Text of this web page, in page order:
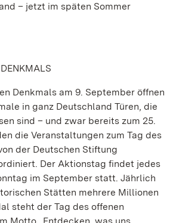
– jetzt im späten Sommer
Denkmals am 9. September öffnen
in ganz Deutschland Türen, die
sind – und zwar bereits zum 25.
die Veranstaltungen zum Tag des
der Deutschen Stiftung
Der Aktionstag findet jedes
im September statt. Jährlich
Stätten mehrere Millionen
steht der Tag des offenen